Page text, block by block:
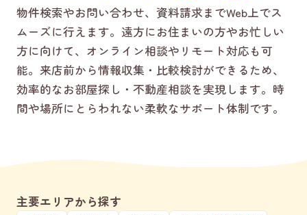
物件検索やお問い合わせ、資料請求までWeb上でス
ムーズに行えます。遠方にお住まいの方やお忙しい
方に向けて、オンライン相談やリモート対応も可
能。来店前から情報収集・比較検討ができるため、
効率的なお部屋探し・不動産相談を実現します。時
間や場所にとらわれない柔軟なサポート体制です。
主要エリアから探す